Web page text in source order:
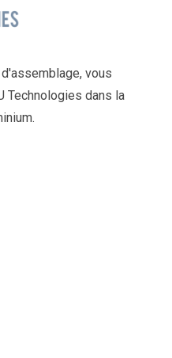
vous
Technologies dans la